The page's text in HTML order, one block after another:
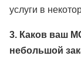
услуги в
3. Каков ваш
небольшой